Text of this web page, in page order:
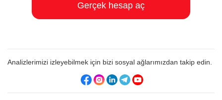
Gerçek hesap aç
Analizlerimizi izleyebilmek için bizi sosyal ağlarımızdan takip edin.